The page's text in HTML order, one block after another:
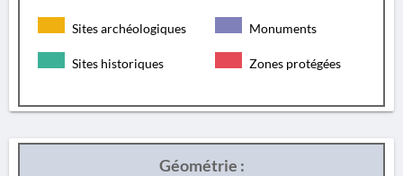
Sites archéologiques Monuments
Sites historiques Zones protégées
Géométrie :